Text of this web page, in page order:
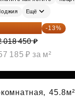
Ещё
156 052 ₽ -13%
018 450 ₽
185 ₽ за м²
45.8м²